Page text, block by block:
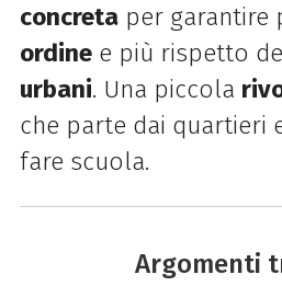
concretaper garantire
ordinee più rispetto
urbani. Una piccola
che parte dai quartieri
fare scuola.
Argomenti